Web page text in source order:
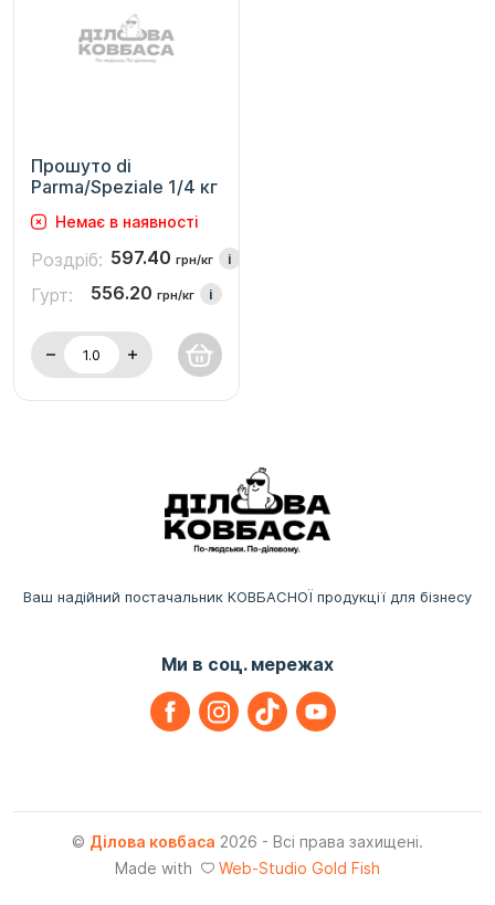
Прошуто di
Parma/Speziale 1/4 кг
Немає в наявності
Роздріб: 597.40 грн/кг i
Гурт: 556.20 грн/кг i
Ваш надійний постачальник КОВБАСНОЇ продукції для бізнесу
Ми в соц. мережах
© Ділова ковбаса 2026 - Всі права захищені.
Made with
Web-Studio Gold Fish